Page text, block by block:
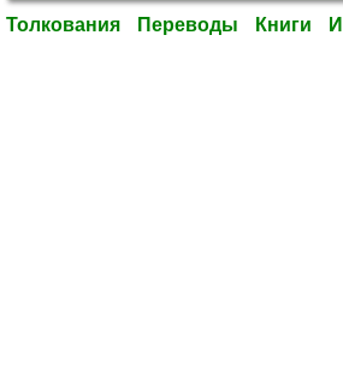
Толкования Переводы Книги